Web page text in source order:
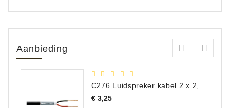
Aanbieding
C276 Luidspreker kabel 2 x 2,50 mm² (per meter)
€ 3,25Prijs